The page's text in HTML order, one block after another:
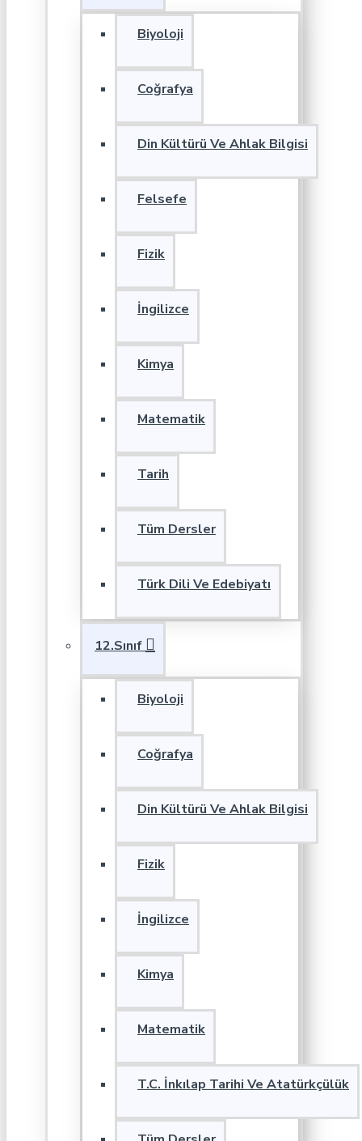
Biyoloji
Coğrafya
Din Kültürü Ve Ahlak Bilgisi
Felsefe
Fizik
İngilizce
Kimya
Matematik
Tarih
Tüm Dersler
Türk Dili Ve Edebiyatı
12.Sınıf
Biyoloji
Coğrafya
Din Kültürü Ve Ahlak Bilgisi
Fizik
İngilizce
Kimya
Matematik
T.C. İnkılap Tarihi Ve Atatürkçülük